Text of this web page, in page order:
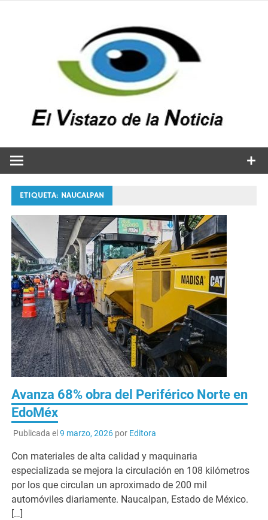
ETIQUETA: NAUCALPAN
Avanza 68% obra del Periférico Norte en
EdoMéx
Publicada el 9 marzo, 2026por Editora
⁠Con materiales de alta calidad y maquinaria
especializada se mejora la circulación en 108 kilómetros
por los que circulan un aproximado de 200 mil
automóviles diariamente. Naucalpan, Estado de México.
[…]